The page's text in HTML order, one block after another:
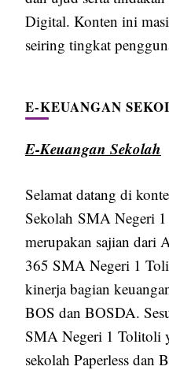
Digital. Konten ini
seiring tingkat
E-KEUANGAN
E-Keuangan Sekolah
Selamat datang di
Sekolah SMA Negeri
merupakan sajian dari
365 SMA Negeri 1
kinerja bagian
BOS dan BOSDA.
SMA Negeri 1 Tolitoli
sekolah Paperless dan